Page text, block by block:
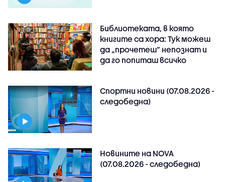
Библиотеката, в която
книгите са хора: Тук можеш
да „прочетеш“ непознат и
да го попиташ всичко
Спортни новини (07.08.2026 -
следобедна)
Новините на NOVA
(07.08.2026 - следобедна)